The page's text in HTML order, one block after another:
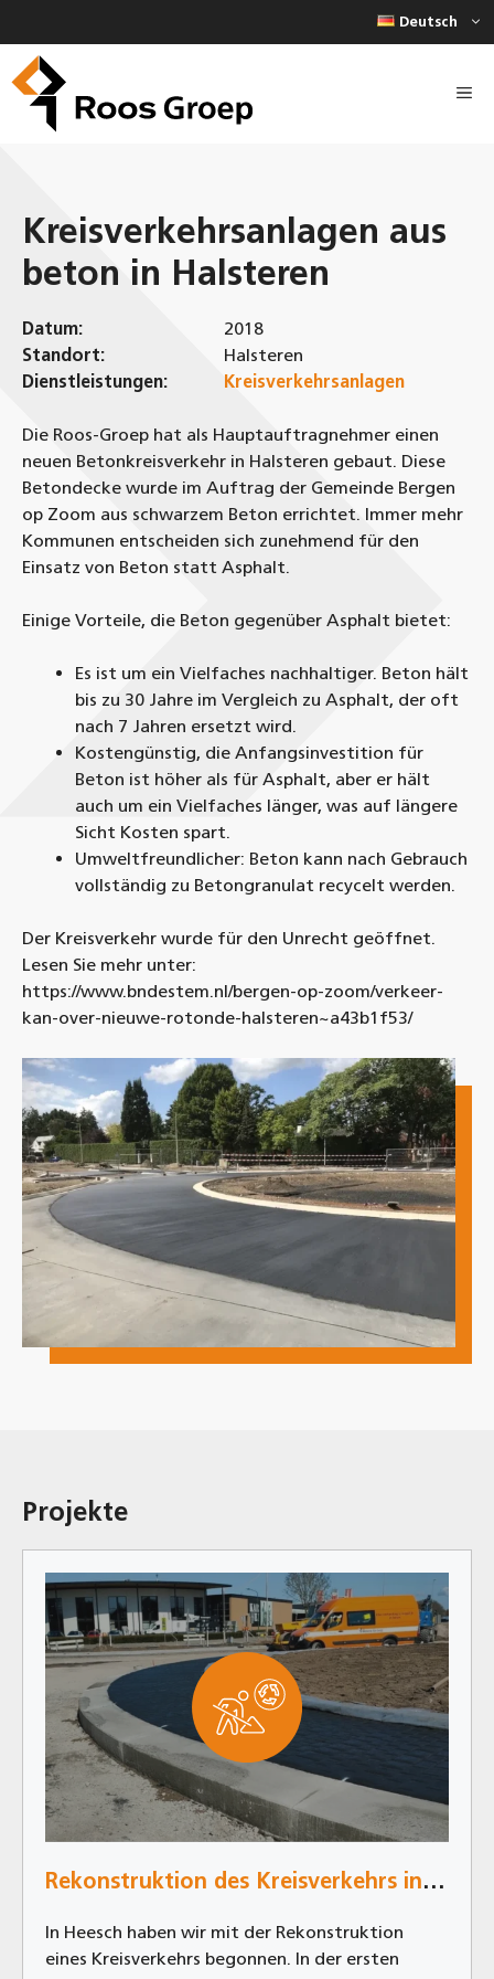
springen
Deutsch
Kreisverkehrsanlagen aus
beton in Halsteren
Datum:
2018
Standort:
Halsteren
Dienstleistungen:
Kreisverkehrsanlagen
Die Roos-Groep hat als Hauptauftragnehmer einen
neuen Betonkreisverkehr in Halsteren gebaut. Diese
Betondecke wurde im Auftrag der Gemeinde Bergen
op Zoom aus schwarzem Beton errichtet. Immer mehr
Kommunen entscheiden sich zunehmend für den
Einsatz von Beton statt Asphalt.
Einige Vorteile, die Beton gegenüber Asphalt bietet:
Es ist um ein Vielfaches nachhaltiger. Beton hält
bis zu 30 Jahre im Vergleich zu Asphalt, der oft
nach 7 Jahren ersetzt wird.
Kostengünstig, die Anfangsinvestition für
Beton ist höher als für Asphalt, aber er hält
auch um ein Vielfaches länger, was auf längere
Sicht Kosten spart.
Umweltfreundlicher: Beton kann nach Gebrauch
vollständig zu Betongranulat recycelt werden.
Der Kreisverkehr wurde für den Unrecht geöffnet.
Lesen Sie mehr unter:
https://www.bndestem.nl/bergen-op-zoom/verkeer-
kan-over-nieuwe-rotonde-halsteren~a43b1f53/
Projekte
Rekonstruktion des Kreisverkehrs in Heesch
In Heesch haben wir mit der Rekonstruktion
eines Kreisverkehrs begonnen. In der ersten